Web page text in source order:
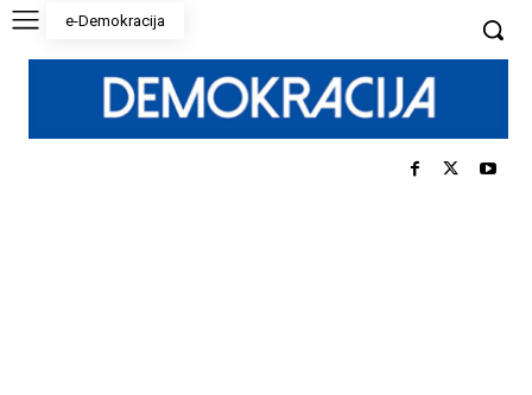
e-Demokracija